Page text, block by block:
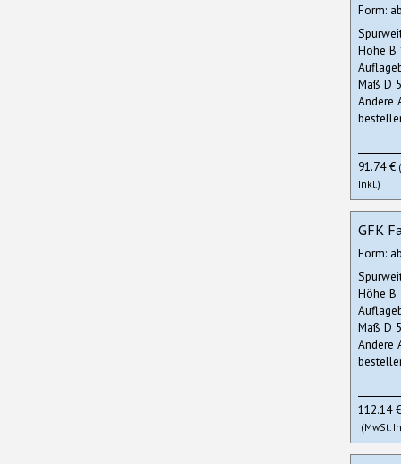
Form:
Höhe B
Maß D
Andere
91.74 €
Inkl.)
GFK
Form:
Höhe B
Maß D
Andere
112.14 €
(MwSt.